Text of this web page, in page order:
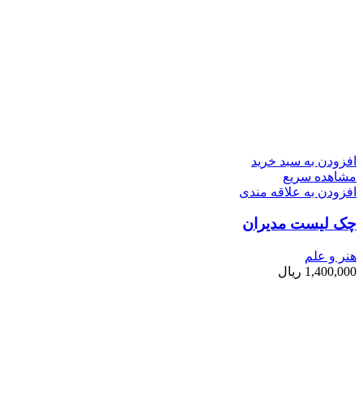
افزودن به سبد خرید
مشاهده سریع
افزودن به علاقه مندی
چک لیست مدیران
هنر و علم
1,400,000 ریال